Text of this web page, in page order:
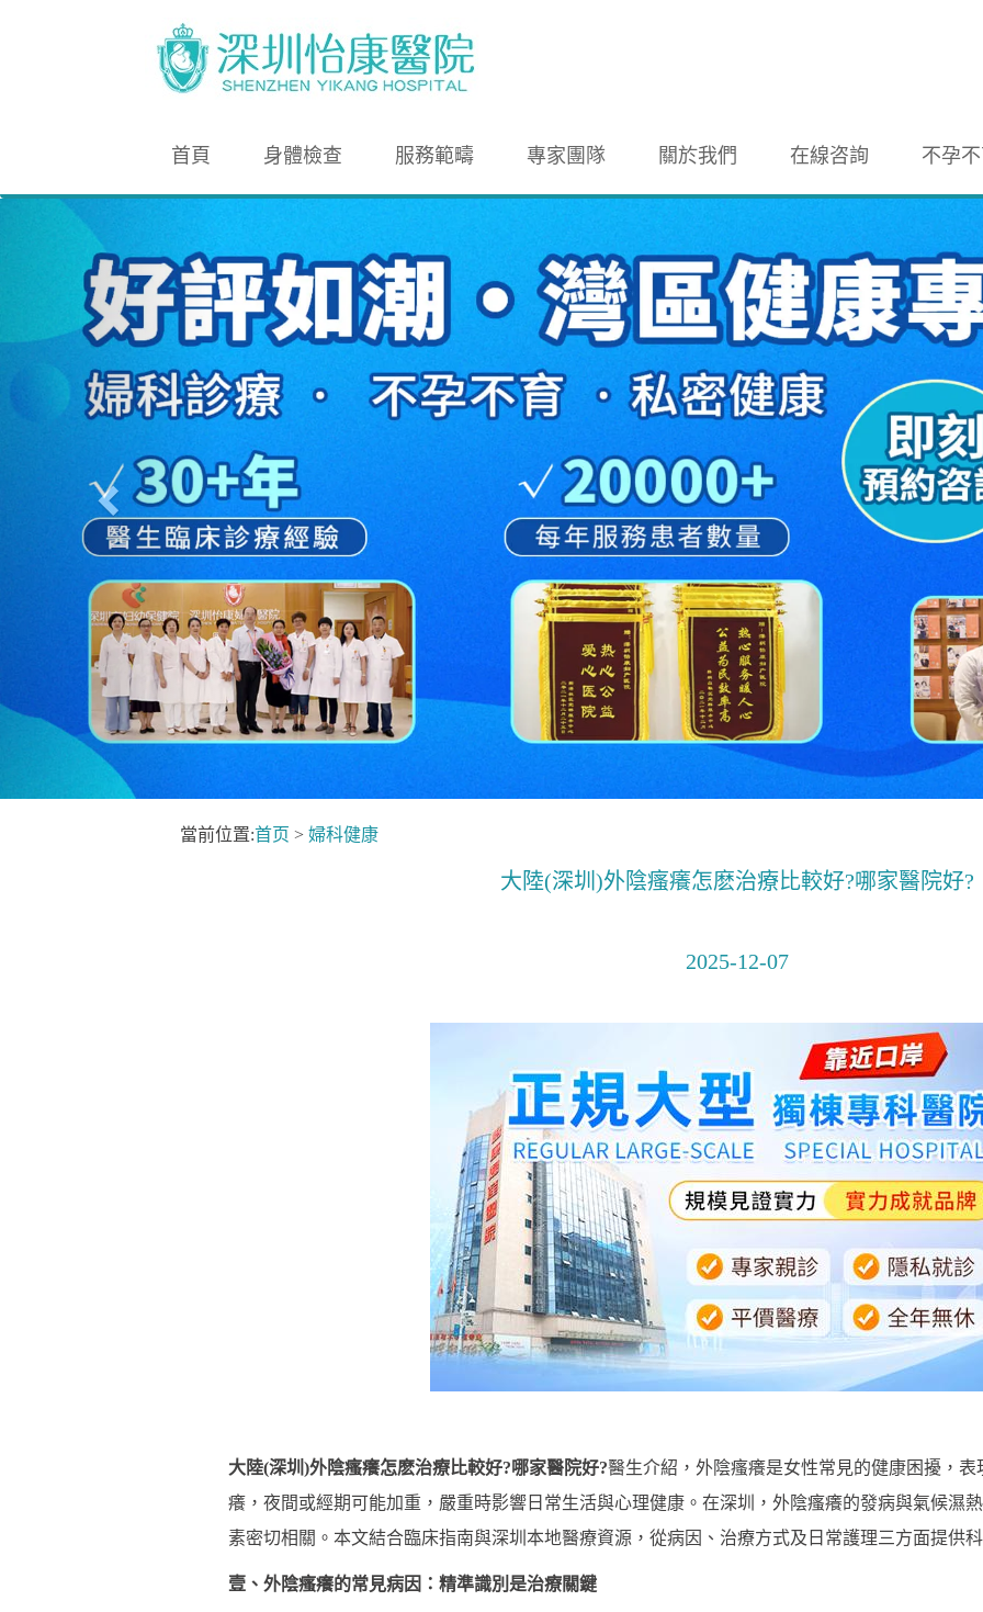
首頁 身體檢查 服務範疇 專家團隊 關於我們 在線咨詢 不孕
當前位置:首页 > 婦科健康
大陸(深圳)外陰瘙癢怎麽治療比較好?哪家醫院好?
2025-12-07
大陸(深圳)外陰瘙癢怎麽治療比較好?哪家醫院好?醫生介紹，外陰瘙癢是女性常見的健康困擾，
癢，夜間或經期可能加重，嚴重時影響日常生活與心理健康。在深圳，外陰瘙癢的發病與氣候濕
素密切相關。本文結合臨床指南與深圳本地醫療資源，從病因、治療方式及日常護理三方面提供
壹、外陰瘙癢的常見病因：精準識別是治療關鍵